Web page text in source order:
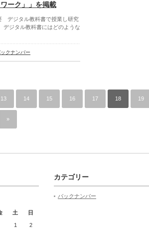
ーク」」を掲載
デジタル教科書で授業し研究
ジタル教科書にはどのような
ックナンバー
13 14 15 16 17 18 19
»
土 日
1 2
カテゴリー
バックナンバー